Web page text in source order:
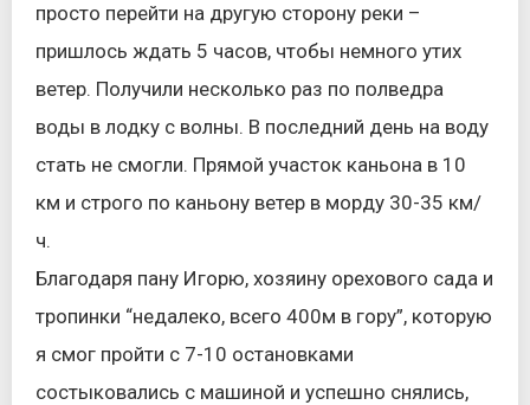
просто перейти на другую сторону реки –
пришлось ждать 5 часов, чтобы немного утих
ветер. Получили несколько раз по полведра
воды в лодку с волны. В последний день на воду
стать не смогли. Прямой участок каньона в 10
км и строго по каньону ветер в морду 30-35 км/
ч.
Благодаря пану Игорю, хозяину орехового сада и
тропинки “недалеко, всего 400м в гору”, которую
я смог пройти с 7-10 остановками
состыковались с машиной и успешно снялись,